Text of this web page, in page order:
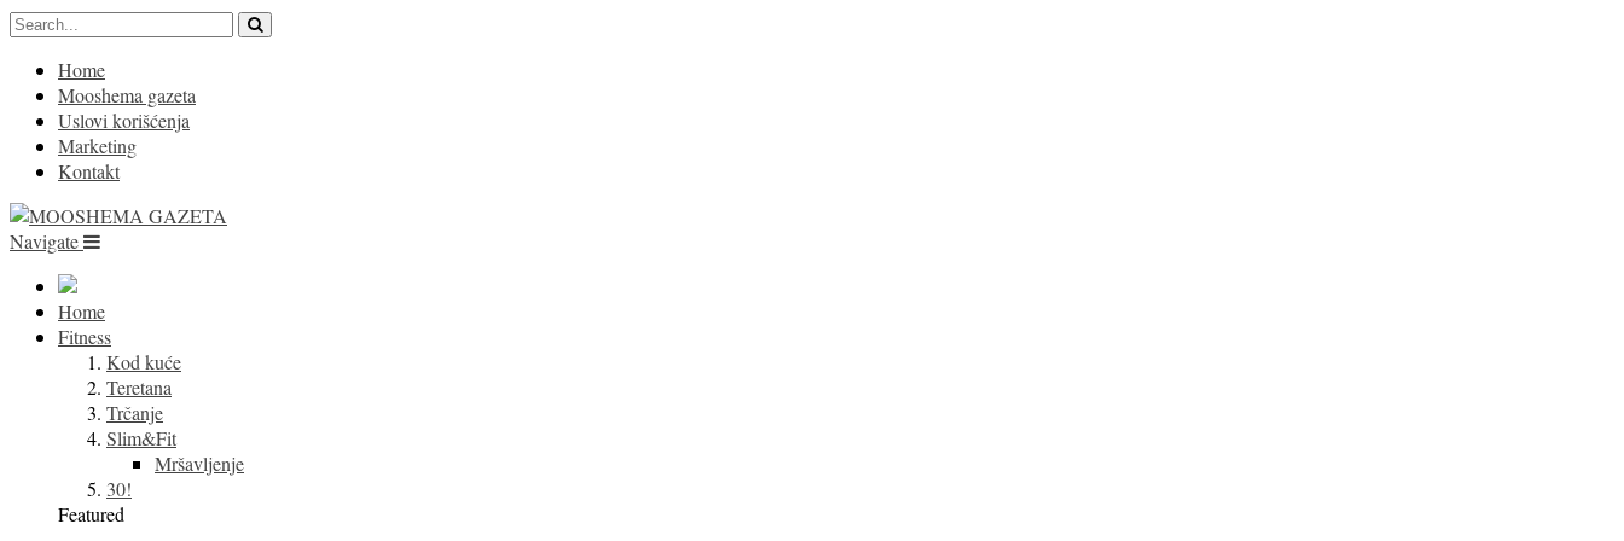
Home
Mooshema gazeta
Uslovi korišćenja
Marketing
Kontakt
Navigate
Home
Fitness
Kod kuće
Teretana
Trčanje
Slim&Fit
Mršavljenje
30!
Featured